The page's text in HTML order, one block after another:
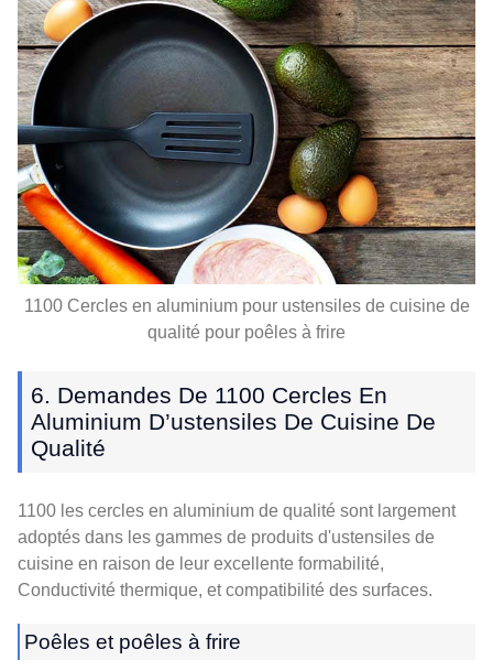
1100 Cercles en aluminium pour ustensiles de cuisine de
qualité pour poêles à frire
6. Demandes De 1100 Cercles En
Aluminium D’ustensiles De Cuisine De
Qualité
1100 les cercles en aluminium de qualité sont largement
adoptés dans les gammes de produits d'ustensiles de
cuisine en raison de leur excellente formabilité,
Conductivité thermique, et compatibilité des surfaces.
Poêles et poêles à frire